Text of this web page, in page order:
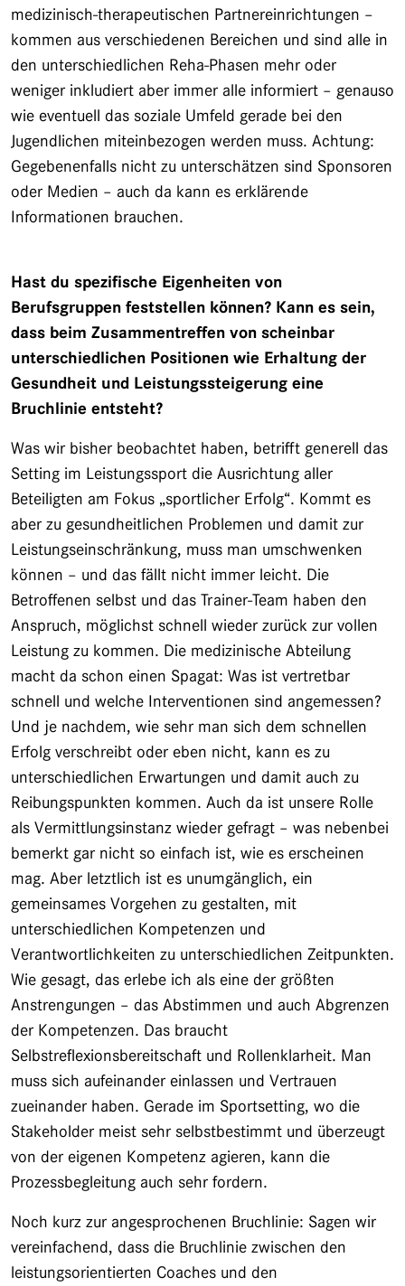
medizinisch-therapeutischen Partnereinrichtungen –
kommen aus verschiedenen Bereichen und sind alle in
den unterschiedlichen Reha-Phasen mehr oder
weniger inkludiert aber immer alle informiert – genauso
wie eventuell das soziale Umfeld gerade bei den
Jugendlichen miteinbezogen werden muss. Achtung:
Gegebenenfalls nicht zu unterschätzen sind Sponsoren
oder Medien – auch da kann es erklärende
Informationen brauchen.
Hast du spezifische Eigenheiten von
Berufsgruppen feststellen können? Kann es sein,
dass beim Zusammentreffen von scheinbar
unterschiedlichen Positionen wie Erhaltung der
Gesundheit und Leistungssteigerung eine
Bruchlinie entsteht?
Was wir bisher beobachtet haben, betrifft generell das
Setting im Leistungssport die Ausrichtung aller
Beteiligten am Fokus „sportlicher Erfolg“. Kommt es
aber zu gesundheitlichen Problemen und damit zur
Leistungseinschränkung, muss man umschwenken
können – und das fällt nicht immer leicht. Die
Betroffenen selbst und das Trainer-Team haben den
Anspruch, möglichst schnell wieder zurück zur vollen
Leistung zu kommen. Die medizinische Abteilung
macht da schon einen Spagat: Was ist vertretbar
schnell und welche Interventionen sind angemessen?
Und je nachdem, wie sehr man sich dem schnellen
Erfolg verschreibt oder eben nicht, kann es zu
unterschiedlichen Erwartungen und damit auch zu
Reibungspunkten kommen. Auch da ist unsere Rolle
als Vermittlungsinstanz wieder gefragt – was nebenbei
bemerkt gar nicht so einfach ist, wie es erscheinen
mag. Aber letztlich ist es unumgänglich, ein
gemeinsames Vorgehen zu gestalten, mit
unterschiedlichen Kompetenzen und
Verantwortlichkeiten zu unterschiedlichen Zeitpunkten.
Wie gesagt, das erlebe ich als eine der größten
Anstrengungen – das Abstimmen und auch Abgrenzen
der Kompetenzen. Das braucht
Selbstreflexionsbereitschaft und Rollenklarheit. Man
muss sich aufeinander einlassen und Vertrauen
zueinander haben. Gerade im Sportsetting, wo die
Stakeholder meist sehr selbstbestimmt und überzeugt
von der eigenen Kompetenz agieren, kann die
Prozessbegleitung auch sehr fordern.
Noch kurz zur angesprochenen Bruchlinie: Sagen wir
vereinfachend, dass die Bruchlinie zwischen den
leistungsorientierten Coaches und den